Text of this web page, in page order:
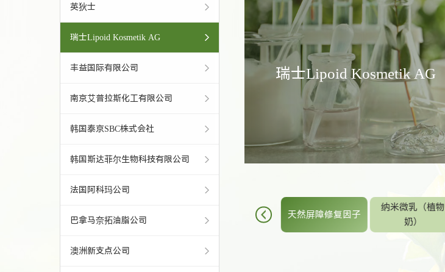
英狄士
瑞士Lipoid Kosmetik AG
丰益国际有限公司
南京艾普拉斯化工有限公司
韩国泰京SBC株式会社
韩国斯达菲尔生物科技有限公司
法国阿科玛公司
巴拿马奈拓油脂公司
澳洲新支点公司
瑞士Lipoid Kosmetik AG
卵磷脂和氢化卵磷
天然屏障修复因子
纳米微乳（植物
奶）